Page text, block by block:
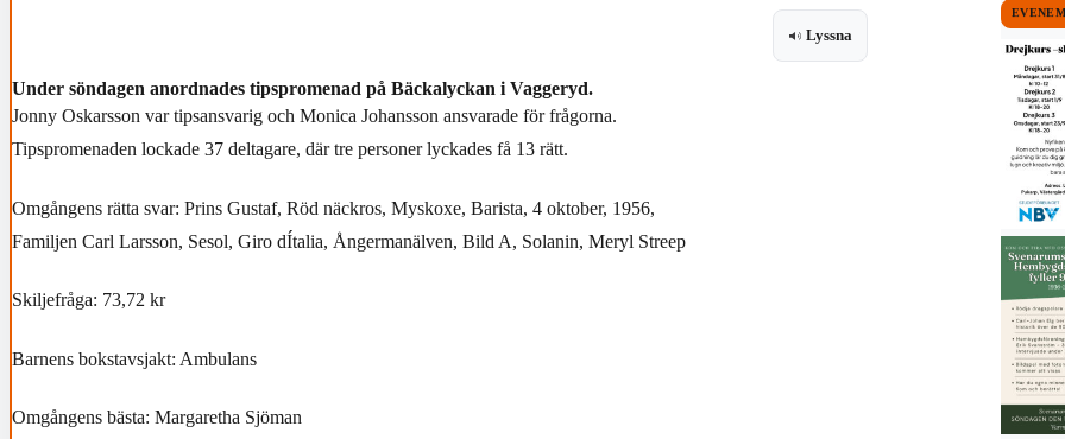
Lyssna
Under söndagen anordnades tipspromenad på Bäckalyckan i Vaggeryd.
Jonny Oskarsson var tipsansvarig och Monica Johansson ansvarade för frågorna.
Tipspromenaden lockade 37 deltagare, där tre personer lyckades få 13 rätt.
Omgångens rätta svar: Prins Gustaf, Röd näckros, Myskoxe, Barista, 4 oktober, 1956,
Familjen Carl Larsson, Sesol, Giro dÍtalia, Ångermanälven, Bild A, Solanin, Meryl Streep
Skiljefråga: 73,72 kr
Barnens bokstavsjakt: Ambulans
Omgångens bästa: Margaretha Sjöman